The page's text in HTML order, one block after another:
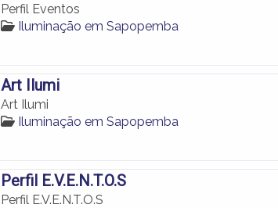
Perfil Eventos
Iluminação em Sapopemba
Art Ilumi
Art Ilumi
Iluminação em Sapopemba
Perfil E.V.E.N.T.O.S
Perfil E.V.E.N.T.O.S